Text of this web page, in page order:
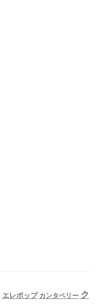
エレポップ カンタベリー ク